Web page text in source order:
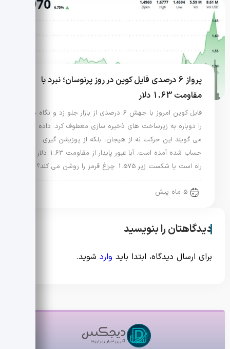
پرواز 6 درصدی فایل کوین در روز پرنوسان؛ نبرد با
مقاومت 1.63 دلار
فایل کوین امروز با جهش 6 درصدی از بازار جلو زد و نگاه ها
را دوباره به زیرساخت های ذخیره سازی معطوف کرد. داده ها
می گویند این حرکت نه از هیجان، بلکه از پوزیشن گیری
حساب شده آمده است. آیا عبور پایدار از مقاومت 1.63 دلار در
راه است یا شکست زیر 1.575 چراغ قرمز را روشن می کند؟
5 ماه پیش
دیدگاهتان را بنویسید
برای ارسال دیدگاه، ابتدا باید وارد شوید.